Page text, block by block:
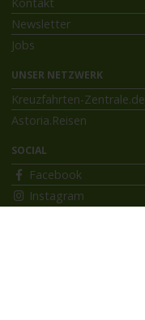
Newsletter
Jobs
UNSER NETZWERK
Kreuzfahrten-Zentrale.de
Astoria.Reisen
SOCIAL
Facebook
Instagram